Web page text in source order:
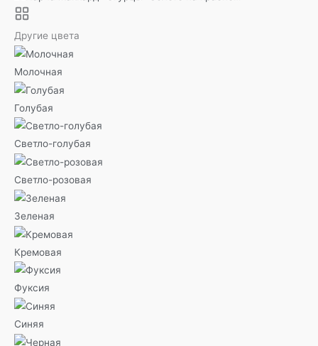
Другие цвета
Молочная
Голубая
Светло-голубая
Светло-розовая
Зеленая
Кремовая
Фуксия
Синяя